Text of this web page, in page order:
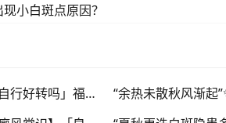
小白斑点原因？
「白斑秋季会自行好转吗」福建泉州中科白癜风医院，提醒广大患者切勿抱有侥幸心理